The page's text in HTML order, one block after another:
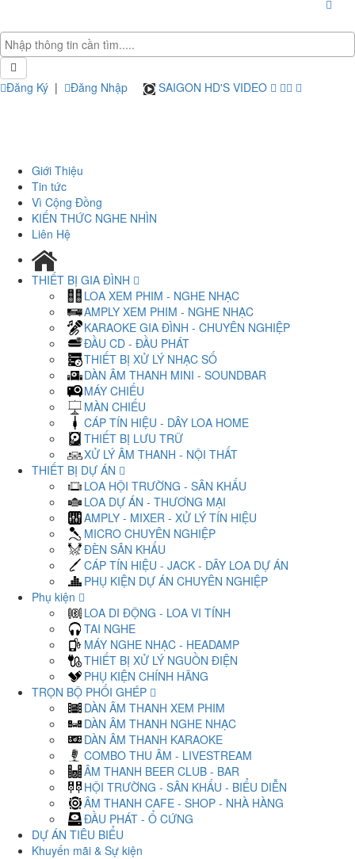
Đăng Ký | Đăng Nhập SAIGON HD'S VIDEO
Giới Thiệu
Tin tức
Vì Cộng Đồng
KIẾN THỨC NGHE NHÌN
Liên Hệ
THIẾT BỊ GIA ĐÌNH
LOA XEM PHIM - NGHE NHẠC
AMPLY XEM PHIM - NGHE NHẠC
KARAOKE GIA ĐÌNH - CHUYÊN NGHIỆP
ĐẦU CD - ĐẦU PHÁT
THIẾT BỊ XỬ LÝ NHẠC SỐ
DÀN ÂM THANH MINI - SOUNDBAR
MÁY CHIẾU
MÀN CHIẾU
CÁP TÍN HIỆU - DÂY LOA HOME
THIẾT BỊ LƯU TRỮ
XỬ LÝ ÂM THANH - NỘI THẤT
THIẾT BỊ DỰ ÁN
LOA HỘI TRƯỜNG - SÂN KHẤU
LOA DỰ ÁN - THƯƠNG MẠI
AMPLY - MIXER - XỬ LÝ TÍN HIỆU
MICRO CHUYÊN NGHIỆP
ĐÈN SÂN KHẤU
CÁP TÍN HIỆU - JACK - DÂY LOA DỰ ÁN
PHỤ KIỆN DỰ ÁN CHUYÊN NGHIỆP
Phụ kiện
LOA DI ĐỘNG - LOA VI TÍNH
TAI NGHE
MÁY NGHE NHẠC - HEADAMP
THIẾT BỊ XỬ LÝ NGUỒN ĐIỆN
PHỤ KIỆN CHÍNH HÃNG
TRỌN BỘ PHỐI GHÉP
DÀN ÂM THANH XEM PHIM
DÀN ÂM THANH NGHE NHẠC
DÀN ÂM THANH KARAOKE
COMBO THU ÂM - LIVESTREAM
ÂM THANH BEER CLUB - BAR
HỘI TRƯỜNG - SÂN KHẤU - BIỂU DIỄN
ÂM THANH CAFE - SHOP - NHÀ HÀNG
ĐẦU PHÁT - Ổ CỨNG
DỰ ÁN TIÊU BIỂU
Khuyến mãi & Sự kiện